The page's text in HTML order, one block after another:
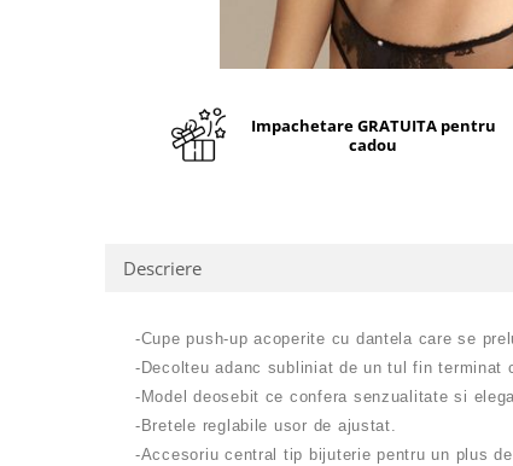
Impachetare GRATUITA pentru
cadou
Descriere
-Cupe push-up acoperite cu dantela care se
-Decolteu adanc subliniat de un tul fin terminat
-Model deosebit ce confera senzualitate si
-Bretele reglabile usor de ajustat.
-Accesoriu central tip bijuterie pentru un plus